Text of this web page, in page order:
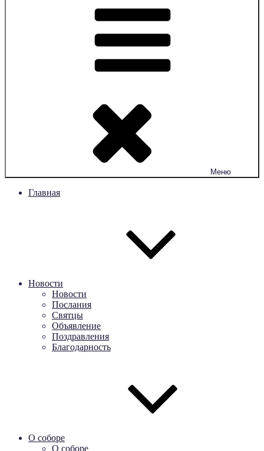
Меню
Главная
Новости
Новости
Послания
Святцы
Объявление
Поздравления
Благодарность
О соборе
О соборе